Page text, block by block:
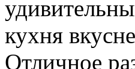
кухня
Отличное